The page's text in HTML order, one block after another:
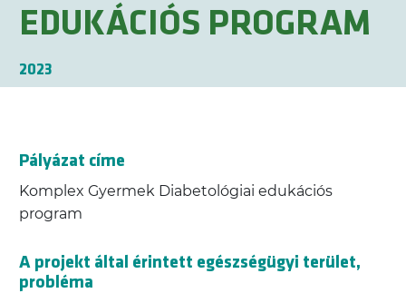
EDUKÁCIÓS PROGRAM
2023
Pályázat címe
Komplex Gyermek Diabetológiai edukációs
program
A projekt által érintett egészségügyi terület,
probléma